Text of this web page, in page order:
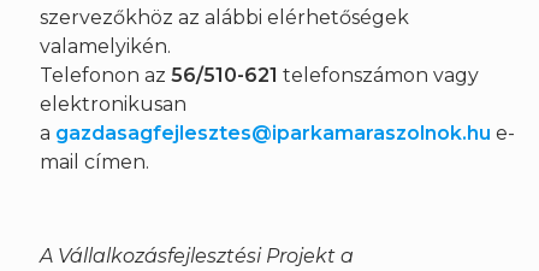
szervezőkhöz az alábbi elérhetőségek
valamelyikén.
Telefonon az 56/510-621 telefonszámon vagy
elektronikusan
a gazdasagfejlesztes@iparkamaraszolnok.hu e-
mail címen.
A Vállalkozásfejlesztési Projekt a